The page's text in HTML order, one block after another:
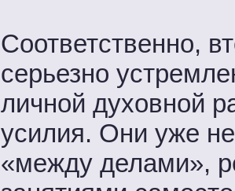
Соответственно,
серьезно
личной духовной
усилия. Они уже не
«между делами»,